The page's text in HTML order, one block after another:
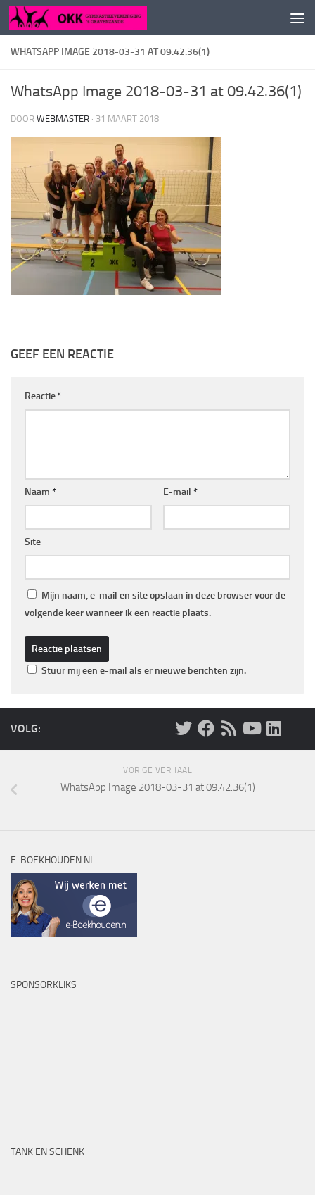
Doorgaan naar inhoud
WHATSAPP IMAGE 2018-03-31 AT 09.42.36(1)
WhatsApp Image 2018-03-31 at 09.42.36(1)
DOOR WEBMASTER · 31 MAART 2018
GEEF EEN REACTIE
Reactie*
Naam * E-mail *
Site
Mijn naam, e-mail en site opslaan in deze browser voor de
volgende keer wanneer ik een reactie plaats.
Stuur mij een e-mail als er nieuwe berichten zijn.
VOLG:
VORIGE VERHAAL
WhatsApp Image 2018-03-31 at 09.42.36(1)
E-BOEKHOUDEN.NL
SPONSORKLIKS
TANK EN SCHENK